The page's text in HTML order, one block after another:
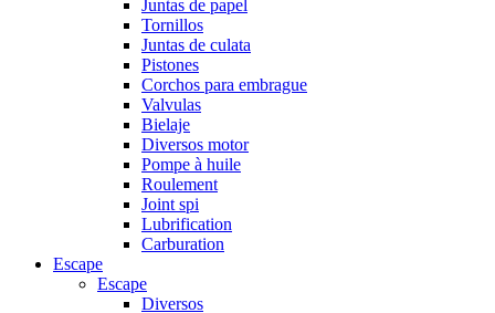
Juntas de papel
Tornillos
Juntas de culata
Pistones
Corchos para embrague
Valvulas
Bielaje
Diversos motor
Pompe à huile
Roulement
Joint spi
Lubrification
Carburation
Escape
Escape
Diversos